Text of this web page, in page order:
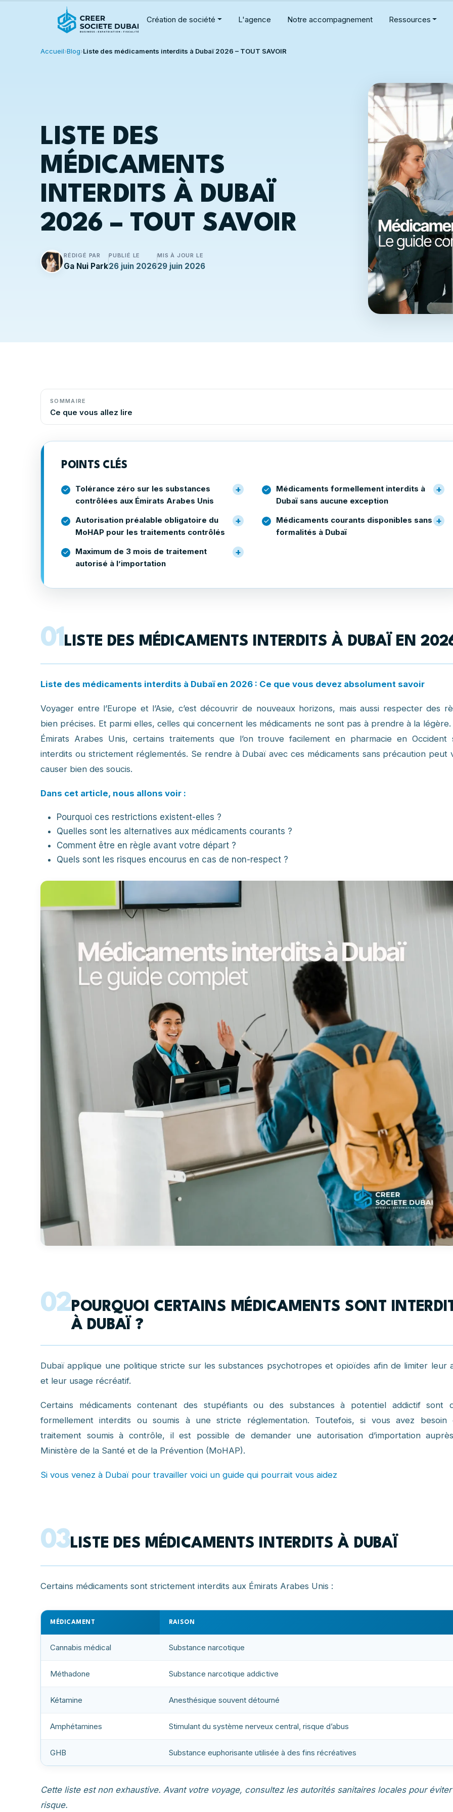
Création de société L'agence Notre accompagnement Ressources
Accueil›Blog›Liste des médicaments interdits à Dubaï 2026 – TOUT SAVOIR
LISTE DES
MÉDICAMENTS
INTERDITS À DUBAÏ
2026 – TOUT SAVOIR
RÉDIGÉ PAR
Ga Nui Park
PUBLIÉ LE
26 juin 2026
MIS À JOUR LE
29 juin 2026
SOMMAIRE
Ce que vous allez lire
POINTS CLÉS
Tolérance zéro sur les substances
contrôlées aux Émirats Arabes Unis
Médicaments formellement interdits à
Dubaï sans aucune exception
Autorisation préalable obligatoire du
MoHAP pour les traitements contrôlés
Médicaments courants disponibles sans
formalités à Dubaï
Maximum de 3 mois de traitement
autorisé à l’importation
01 LISTE DES MÉDICAMENTS INTERDITS À DUBAÏ EN
Liste des médicaments interdits à Dubaï en 2026 : Ce que vous devez absolument savoir
Voyager entre l’Europe et l’Asie, c’est découvrir de nouveaux horizons, mais aussi respecter des
bien précises. Et parmi elles, celles qui concernent les médicaments ne sont pas à prendre à la
Émirats Arabes Unis, certains traitements que l’on trouve facilement en pharmacie en Occident
interdits ou strictement réglementés. Se rendre à Dubaï avec ces médicaments sans précaution peut
causer bien des soucis.
Dans cet article, nous allons voir :
Pourquoi ces restrictions existent-elles ?
Quelles sont les alternatives aux médicaments courants ?
Comment être en règle avant votre départ ?
Quels sont les risques encourus en cas de non-respect ?
02POURQUOI CERTAINS MÉDICAMENTS SONT
À DUBAÏ ?
Dubaï applique une politique stricte sur les substances psychotropes et opioïdes afin de limiter leur
et leur usage récréatif.
Certains médicaments contenant des stupéfiants ou des substances à potentiel addictif sont
formellement interdits ou soumis à une stricte réglementation. Toutefois, si vous avez besoin
traitement soumis à contrôle, il est possible de demander une autorisation d’importation
Ministère de la Santé et de la Prévention (MoHAP).
Si vous venez à Dubaï pour travailler voici un guide qui pourrait vous aidez
03LISTE DES MÉDICAMENTS INTERDITS À DUBAÏ
Certains médicaments sont strictement interdits aux Émirats Arabes Unis :
MÉDICAMENT RAISON
Cannabis médical Substance narcotique
Méthadone Substance narcotique addictive
Kétamine Anesthésique souvent détourné
Amphétamines Stimulant du système nerveux central, risque d’abus
GHB Substance euphorisante utilisée à des fins récréatives
Cette liste est non exhaustive. Avant votre voyage, consultez les autorités sanitaires locales pour
risque.